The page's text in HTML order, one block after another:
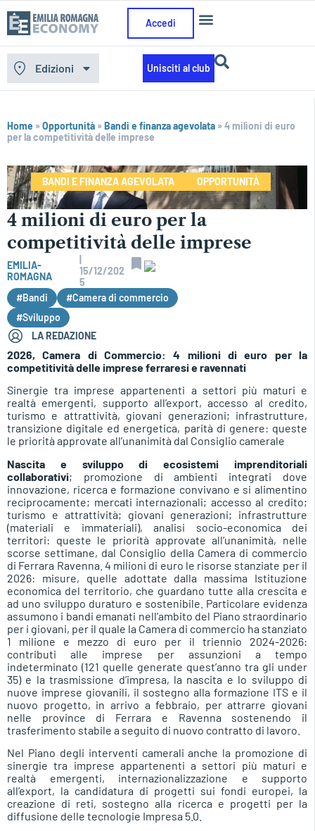
Accedi
Edizioni Unisciti al club
Home »Opportunità »Bandi e finanza agevolata »4 milioni di euro
per la competitività delle imprese
BANDI E FINANZA AGEVOLATA OPPORTUNITÀ
4 milioni di euro per la
competitività delle imprese
EMILIA-
ROMAGNA
15/12/202
5
#Bandi
#Camera di commercio
#Sviluppo
LA REDAZIONE
2026, Camera di Commercio: 4 milioni di euro per la
competitività delle imprese ferraresi e ravennati
Sinergie tra imprese appartenenti a settori più maturi e
realtà emergenti, supporto all’export, accesso al credito,
turismo e attrattività, giovani generazioni; infrastrutture,
transizione digitale ed energetica, parità di genere: queste
le priorità approvate all’unanimità dal Consiglio camerale
Nascita e sviluppo di ecosistemi imprenditoriali
collaborativi; promozione di ambienti integrati dove
innovazione, ricerca e formazione convivano e si alimentino
reciprocamente; mercati internazionali; accesso al credito;
turismo e attrattività; giovani generazioni; infrastrutture
(materiali e immateriali), analisi socio-economica dei
territori: queste le priorità approvate all’unanimità, nelle
scorse settimane, dal Consiglio della Camera di commercio
di Ferrara Ravenna. 4 milioni di euro le risorse stanziate per il
2026: misure, quelle adottate dalla massima Istituzione
economica del territorio, che guardano tutte alla crescita e
ad uno sviluppo duraturo e sostenibile. Particolare evidenza
assumono i bandi emanati nell’ambito del Piano straordinario
per i giovani, per il quale la Camera di commercio ha stanziato
1 milione e mezzo di euro per il triennio 2024-2026:
contributi alle imprese per assunzioni a tempo
indeterminato (121 quelle generate quest’anno tra gli under
35) e la trasmissione d’impresa, la nascita e lo sviluppo di
nuove imprese giovanili, il sostegno alla formazione ITS e il
nuovo progetto, in arrivo a febbraio, per attrarre giovani
nelle province di Ferrara e Ravenna sostenendo il
trasferimento stabile a seguito di nuovo contratto di lavoro.
Nel Piano degli interventi camerali anche la promozione di
sinergie tra imprese appartenenti a settori più maturi e
realtà emergenti, internazionalizzazione e supporto
all’export, la candidatura di progetti sui fondi europei, la
creazione di reti, sostegno alla ricerca e progetti per la
diffusione delle tecnologie Impresa 5.0.